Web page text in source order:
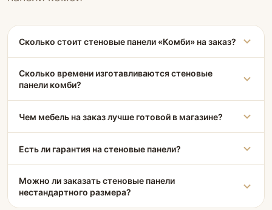
Сколько стоит стеновые панели «Комби» на заказ?
Сколько времени изготавливаются стеновые
панели комби?
Чем мебель на заказ лучше готовой в магазине?
Есть ли гарантия на стеновые панели?
Можно ли заказать стеновые панели
нестандартного размера?